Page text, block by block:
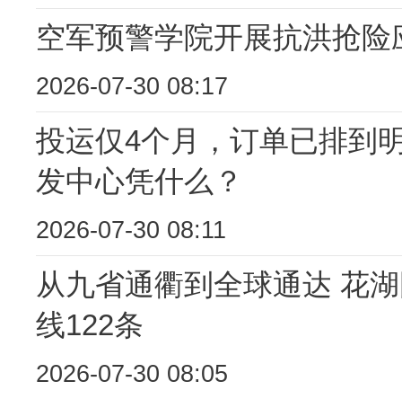
空军预警学院开展抗洪抢险
2026-07-30 08:17
投运仅4个月，订单已排到
发中心凭什么？
2026-07-30 08:11
从九省通衢到全球通达 花
线122条
2026-07-30 08:05